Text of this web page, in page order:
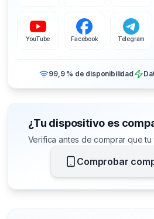
YouTube Facebook Telegram
99,9 % de disponibilidad
¿Tu dispositivo es
Verifica antes de comprar que
Comprobar